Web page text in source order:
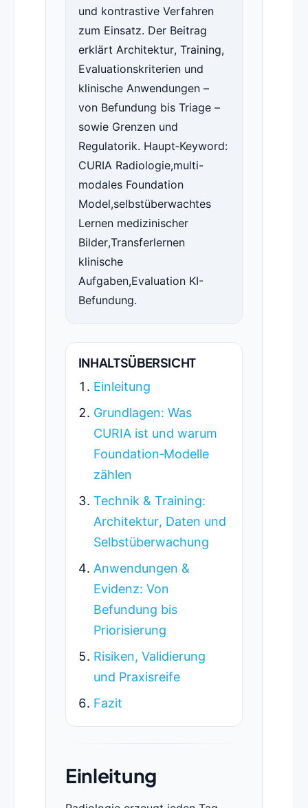
und kontrastive Verfahren
zum Einsatz. Der Beitrag
erklärt Architektur, Training,
Evaluationskriterien und
klinische Anwendungen –
von Befundung bis Triage –
sowie Grenzen und
Regulatorik. Haupt‑Keyword:
CURIA Radiologie,multi-
modales Foundation
Model,selbstüberwachtes
Lernen medizinischer
Bilder,Transferlernen
klinische
Aufgaben,Evaluation KI-
Befundung.
INHALTSÜBERSICHT
Einleitung
Grundlagen: Was
CURIA ist und warum
Foundation‑Modelle
zählen
Technik & Training:
Architektur, Daten und
Selbstüberwachung
Anwendungen &
Evidenz: Von
Befundung bis
Priorisierung
Risiken, Validierung
und Praxisreife
Fazit
Einleitung